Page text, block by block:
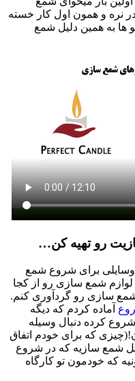
نره و همون اول کار خسته
ها به همین دلیل شمع
رو تهیه کن…
برای شروع شمع
لوازم شمع سازی رو از کجا
سازی رو گردآوری کنم.
آماده کردم که دیگه
کرده دنبال وسیله
که برای خودم اتفاق
شمع سازیه که در شروع
که خودمون تو کارگاه